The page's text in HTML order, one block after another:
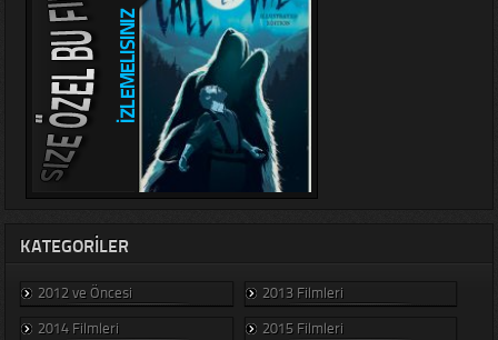
KATEGORILER
2012 ve Öncesi
2013 Filmleri
2014 Filmleri
2015 Filmleri